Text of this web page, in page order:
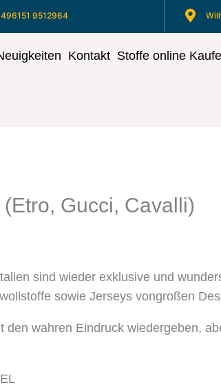
9512964
Kontakt Stoffe online
Gucci, Cavalli)
sind wieder exklusive und
sowie Jerseys vongroßen
den wahren Eindruck wiedergeben,